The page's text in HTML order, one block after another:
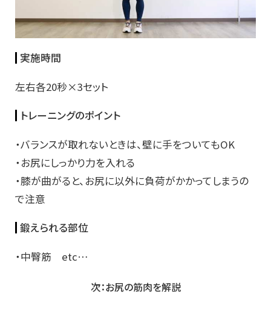
実施時間
左右各20秒×3セット
トレーニングのポイント
・バランスが取れないときは、壁に手をついてもOK
・お尻にしっかり力を入れる
・膝が曲がると、お尻に以外に負荷がかかってしまうの
で注意
鍛えられる部位
・中臀筋 etc…
次：お尻の筋肉を解説